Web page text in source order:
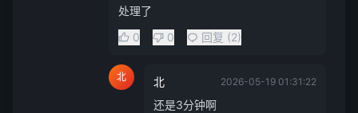
处理了
0
0 回复 (2)
北 北 2026-05-19 01:31:22
还是3分钟啊